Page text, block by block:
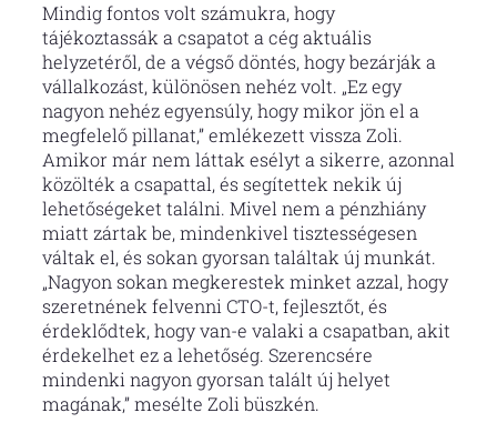
Mindig fontos volt számukra, hogy
tájékoztassák a csapatot a cég aktuális
helyzetéről, de a végső döntés, hogy bezárják a
vállalkozást, különösen nehéz volt. „Ez egy
nagyon nehéz egyensúly, hogy mikor jön el a
megfelelő pillanat,” emlékezett vissza Zoli.
Amikor már nem láttak esélyt a sikerre, azonnal
közölték a csapattal, és segítettek nekik új
lehetőségeket találni. Mivel nem a pénzhiány
miatt zártak be, mindenkivel tisztességesen
váltak el, és sokan gyorsan találtak új munkát.
„Nagyon sokan megkerestek minket azzal, hogy
szeretnének felvenni CTO-t, fejlesztőt, és
érdeklődtek, hogy van-e valaki a csapatban, akit
érdekelhet ez a lehetőség. Szerencsére
mindenki nagyon gyorsan talált új helyet
magának,” mesélte Zoli büszkén.